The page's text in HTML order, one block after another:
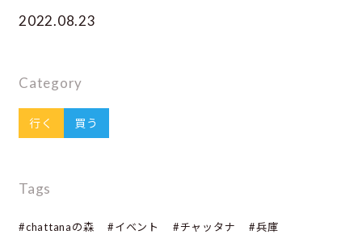
2022.08.23
Category
行く 買う
Tags
#chattanaの森 #イベント #チャッタナ
#兵庫